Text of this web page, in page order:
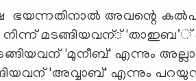
ഭയന്നതിനാല്‍ അവന്റെ
നിന്ന് മടങ്ങിയവന്്
'മുനീബ്' എന്നും
'അവ്വാബ്' എന്നും